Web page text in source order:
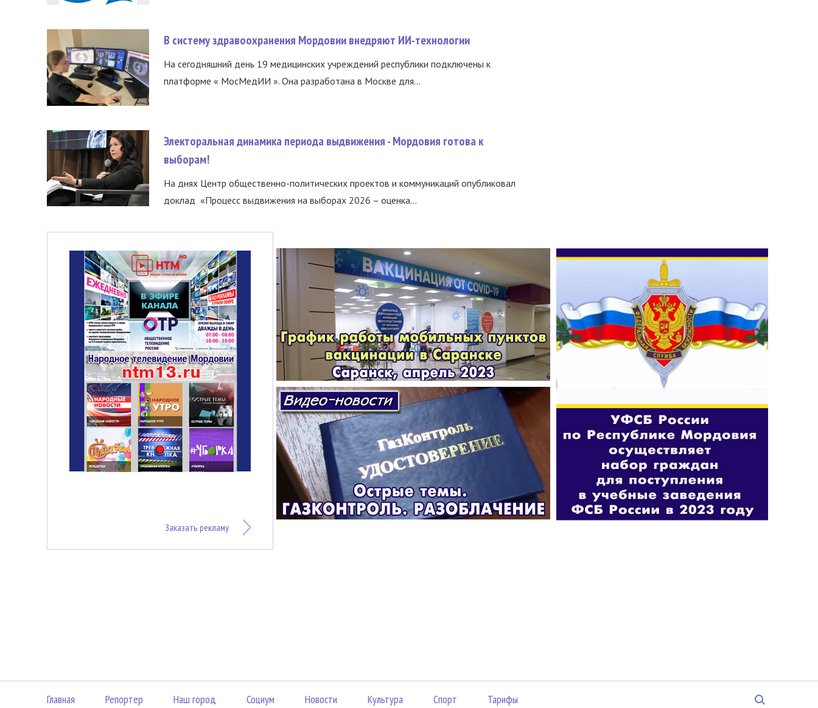
В систему здравоохранения Мордовии внедряют ИИ-технологии
На сегодняшний день 19 медицинских учреждений республики подключены к
платформе « МосМедИИ ». Она разработана в Москве для...
Электоральная динамика периода выдвижения - Мордовия готова к
выборам!
На днях Центр общественно-политических проектов и коммуникаций опубликовал
доклад «Процесс выдвижения на выборах 2026 – оценка...
Заказать рекламу
Главная Репортер Наш город Социум Новости Культура Спорт Тарифы